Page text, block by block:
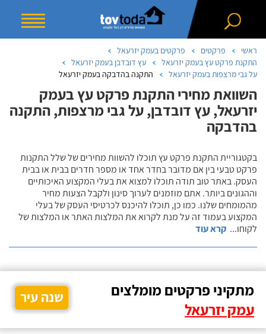
ראשי פרקטים
פרקטים בעמק יזרעאל
התקנת פרקט עץ בעמק יזרעאל
עץ דובדבן בעמק יזרעאל
על גבי מרצפות בעמק יזרעאל
התקנה בהדבקה בעמק יזרעאל
השוואת מחירי התקנת פרקט עץ בעמק
יזרעאל, עץ דובדבן, על גבי מרצפות, התקנה
בהדבקה
בקטגוריית התקנת פרקט עץ תוכלו להשוות מחירים של שלל התקנות
פרקט טבעי בין אם מדובר בחדר אחד או מספר חדרים בבית או בבית
העסק. באתר טוב תודה תוכלו למצוא את בעלי המקצוע האיכותיים
וההגונים ביותר. אתם מוזמנים לערוך סינון ולקבל הצעות מחיר
מהמומחים שלנו. כמו כן, תוכלו להיכנס לכרטיסי העסק של בעלי
המקצוע בעמוד זה על מנת לקרוא את המלצות האתר או המלצות של
לקוחו... קרא עוד
מתקיני פרקטים מומלצים
עמק יזרעאל
שנה עיר